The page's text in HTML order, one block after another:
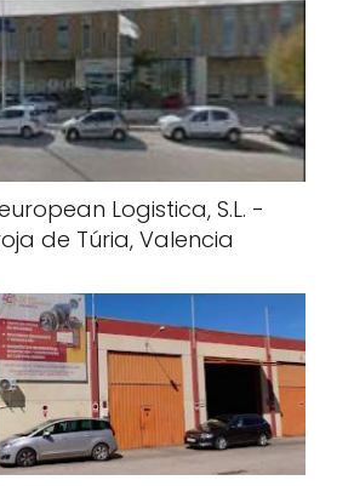
Logistica, S.L. -
de Túria, Valencia